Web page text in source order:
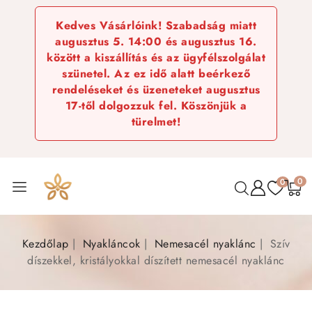
Kedves Vásárlóink! Szabadság miatt
augusztus 5. 14:00 és augusztus 16.
között a kiszállítás és az ügyfélszolgálat
szünetel. Az ez idő alatt beérkező
rendeléseket és üzeneteket augusztus
17-től dolgozzuk fel. Köszönjük a
türelmet!
0 0
Kezdőlap Nyakláncok Nemesacél nyaklánc
Szív
díszekkel, kristályokkal díszített nemesacél nyaklánc